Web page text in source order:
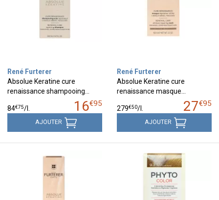
René Furterer
Absolue Keratine cure
renaissance shampooing…
16€95
84€75/l.
AJOUTER
René Furterer
Absolue Keratine cure
renaissance masque…
27€95
279€50/l.
AJOUTER